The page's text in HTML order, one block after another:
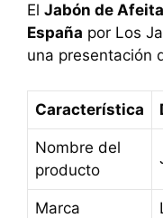
El Jabón de
España por Los
una presentación
Característica
Nombre del
producto
Marca